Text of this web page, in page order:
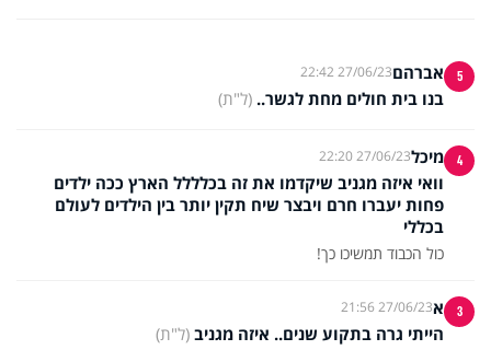
5 אברהם27/06/23 22:42
בנו בית חולים מחת לגשר.. (ל"ת)
4 מיכל27/06/23 22:20
וואי איזה מגניב שיקדמו את זה בכלללל הארץ ככה ילדים
פחות יעברו חרם ויבצר שיח תקין יותר בין הילדים לעולם
בכללי
כול הכבוד תמשיכו כך!
3 א27/06/23 21:56
הייתי גרה בתקוע שנים.. איזה מגניב (ל"ת)